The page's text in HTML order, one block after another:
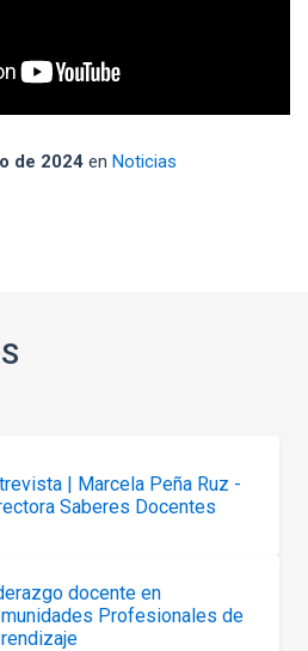
de 2024 en Noticias
| Marcela Peña Ruz -
Saberes Docentes
docente en
Profesionales de